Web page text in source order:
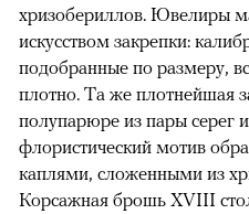
хризобериллов. Ювелиры
искусством закрепки:
подобранные по размеру,
плотно. Та же плотнейшая
полупарюре из пары серег
флористический мотив
каплями, сложенными из
Корсажная брошь XVIII